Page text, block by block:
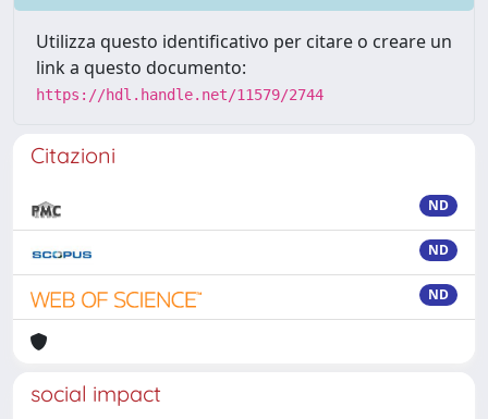
Utilizza questo identificativo per citare o creare un
link a questo documento:
https://hdl.handle.net/11579/2744
Citazioni
ND
ND
ND
social impact